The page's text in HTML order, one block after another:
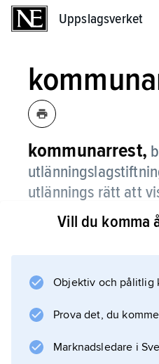
Uppslagsverket
kommunarrest,
utlännings rätt att
avse endast en
så att han inte får
avskaffades 1991.
Information om
Vill du komma
Objektiv och pålitlig
Prova det, du
Marknadsledare i